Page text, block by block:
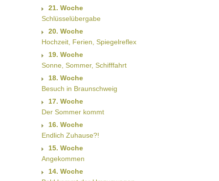
21. Woche
Schlüsselübergabe
20. Woche
Hochzeit, Ferien, Spiegelreflex
19. Woche
Sonne, Sommer, Schifffahrt
18. Woche
Besuch in Braunschweig
17. Woche
Der Sommer kommt
16. Woche
Endlich Zuhause?!
15. Woche
Angekommen
14. Woche